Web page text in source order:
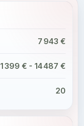
7 943 €
1 399 € - 14 487 €
20